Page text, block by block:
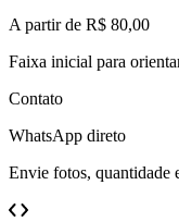
A partir de R$ 80,00
Faixa inicial para
Contato
WhatsApp direto
Envie fotos, quantidade